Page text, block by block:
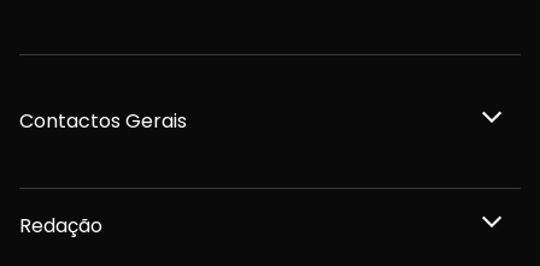
Contactos Gerais
Redação